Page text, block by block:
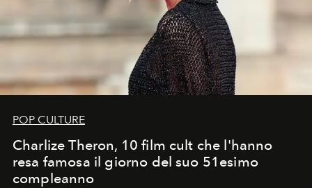
POP CULTURE
Charlize Theron, 10 film cult che l'hanno
resa famosa il giorno del suo 51esimo
compleanno